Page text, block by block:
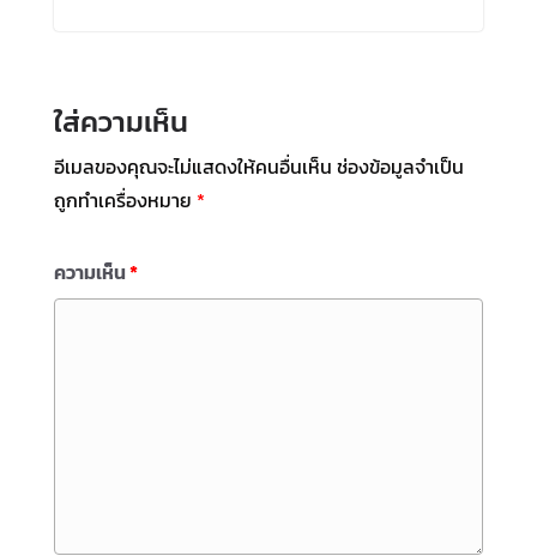
ใส่ความเห็น
อีเมลของคุณจะไม่แสดงให้คนอื่นเห็น ช่องข้อมูลจำเป็น
ถูกทำเครื่องหมาย *
ความเห็น*